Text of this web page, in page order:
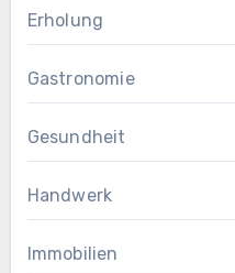
Erholung
Gastronomie
Gesundheit
Handwerk
Immobilien